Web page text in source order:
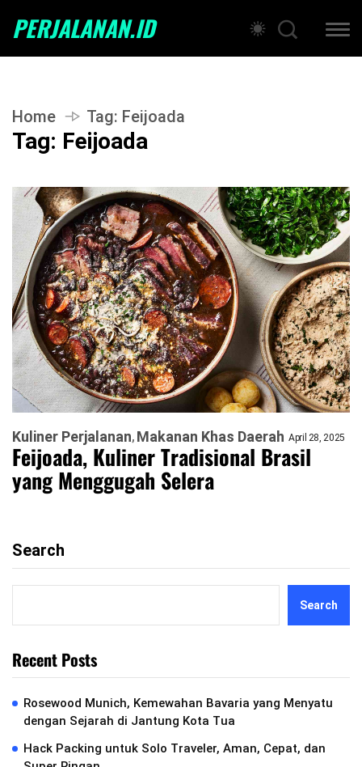
PERJALANAN.ID
Home Tag: Feijoada
Tag: Feijoada
Kuliner Perjalanan Makanan Khas Daerah April 28, 2025
Feijoada, Kuliner Tradisional Brasil
yang Menggugah Selera
Search
Search
Recent Posts
Rosewood Munich, Kemewahan Bavaria yang Menyatu
dengan Sejarah di Jantung Kota Tua
Hack Packing untuk Solo Traveler, Aman, Cepat, dan